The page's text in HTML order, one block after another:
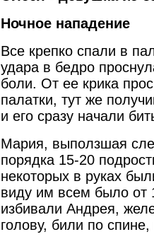
Ночное нападение
Все крепко спали в
удара в бедро
боли. От ее крика
палатки, тут же
и его сразу начали
Мария, выползшая
порядка 15-20
некоторых в руках
виду им всем было от
избивали Андрея,
голову, били по